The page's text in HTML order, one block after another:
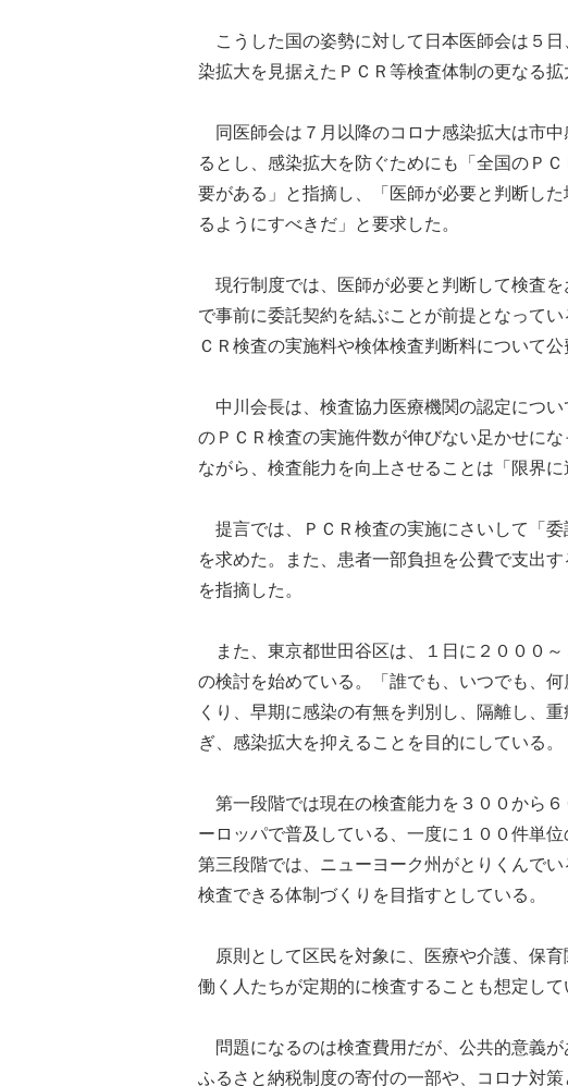
こうした国の姿勢に対して日本医師会は５
染拡大を見据えたＰＣＲ等検査体制の更なる
同医師会は７月以降のコロナ感染拡大は市
るとし、感染拡大を防ぐためにも「全国のＰ
要がある」と指摘し、「医師が必要と判断し
るようにすべきだ」と要求した。
現行制度では、医師が必要と判断して検査
で事前に委託契約を結ぶことが前提となって
ＣＲ検査の実施料や検体検査判断料について
中川会長は、検査協力医療機関の認定につ
のＰＣＲ検査の実施件数が伸びない足かせに
ながら、検査能力を向上させることは「限界に
提言では、ＰＣＲ検査の実施にさいして「
を求めた。また、患者一部負担を公費で支出
を指摘した。
また、東京都世田谷区は、１日に２０００
の検討を始めている。「誰でも、いつでも、
くり、早期に感染の有無を判別し、隔離し、
ぎ、感染拡大を抑えることを目的にしている。
第一段階では現在の検査能力を３００から
ーロッパで普及している、一度に１００件単
第三段階では、ニューヨーク州がとりくんで
検査できる体制づくりを目指すとしている。
原則として区民を対象に、医療や介護、保
働く人たちが定期的に検査することも想定して
問題になるのは検査費用だが、公共的意義
ふるさと納税制度の寄付の一部や、コロナ対